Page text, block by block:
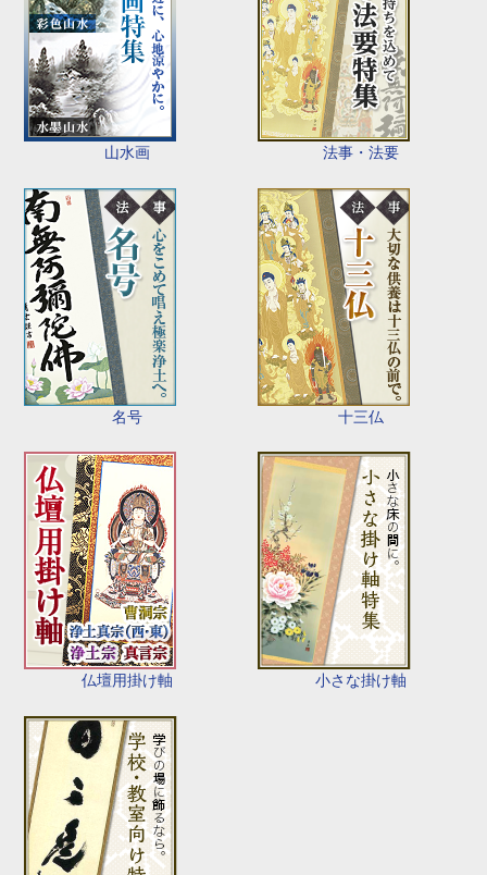
山水画 法事・法要
名号 十三仏
仏壇用掛け軸 小さな掛け軸